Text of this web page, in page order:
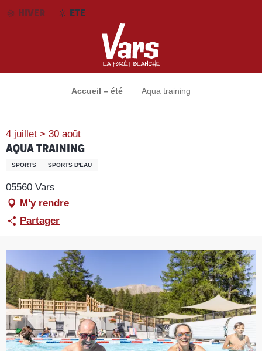
AllerHIVER ETE
Accueil – été Aqua training
4 juillet > 30 août
Aqua training
SPORTS SPORTS D'EAU
05560 Vars
M'y rendre
Partager